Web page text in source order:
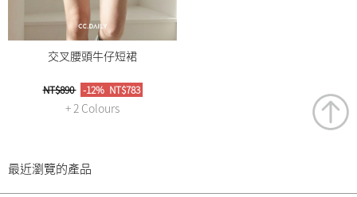
交叉腰頭牛仔短裙
NT$890 -12% NT$783
+ 2 Colours
最近瀏覽的產品